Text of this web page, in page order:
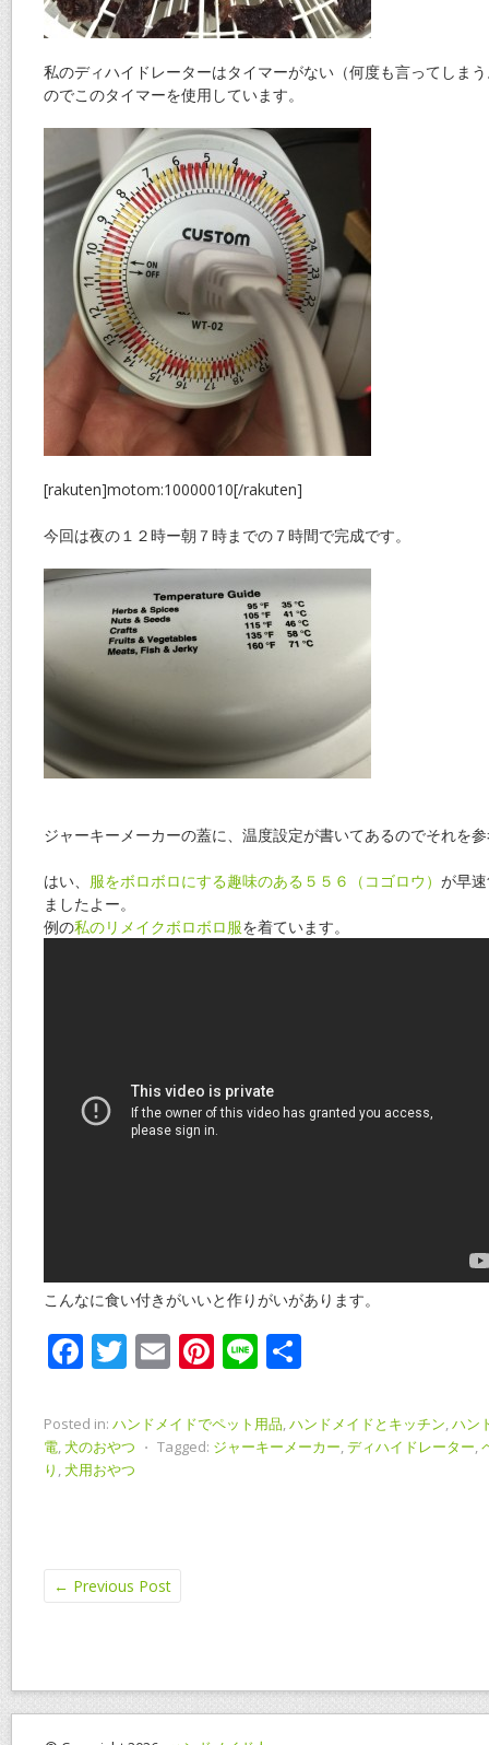
私のディハイドレーターはタイマーがない（何度も言ってしま
のでこのタイマーを使用しています。
[rakuten]motom:10000010[/rakuten]
今回は夜の１２時ー朝７時までの７時間で完成です。
ジャーキーメーカーの蓋に、温度設定が書いてあるのでそれを
はい、 服をボロボロにする趣味のある５５６（コゴロウ） が早
ましたよー。
例の私のリメイクボロボロ服を着ています。
こんなに食い付きがいいと作りがいがあります。
F
e
b
o
k
T
itt
er
E
ai
l
Pi
er
e
Li
e
Posted in: ハンドメイドでペット用品,ハンドメイドとキッチン,ハン
電,犬のおやつ ⋅ Tagged: ジャーキーメーカー,ディハイドレーター,
り ,犬用おやつ
← Previous Post